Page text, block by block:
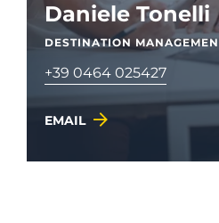
Daniele Tonelli
DESTINATION
+39 0464 025427
EMAIL